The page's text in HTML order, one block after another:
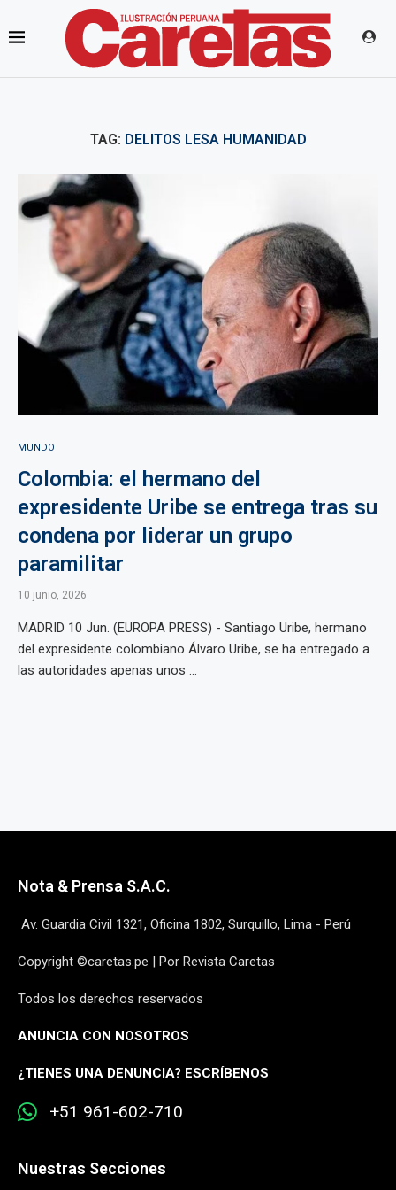
TAG: DELITOS LESA HUMANIDAD
MUNDO
Colombia: el hermano del
expresidente Uribe se entrega tras su
condena por liderar un grupo
paramilitar
10 junio, 2026
MADRID 10 Jun. (EUROPA PRESS) - Santiago Uribe, hermano
del expresidente colombiano Álvaro Uribe, se ha entregado a
las autoridades apenas unos ...
Nota & Prensa S.A.C.
Av. Guardia Civil 1321, Oficina 1802, Surquillo, Lima - Perú
Copyright ©caretas.pe | Por Revista Caretas
Todos los derechos reservados
ANUNCIA CON NOSOTROS
¿TIENES UNA DENUNCIA? ESCRÍBENOS
+51 961-602-710
Nuestras Secciones